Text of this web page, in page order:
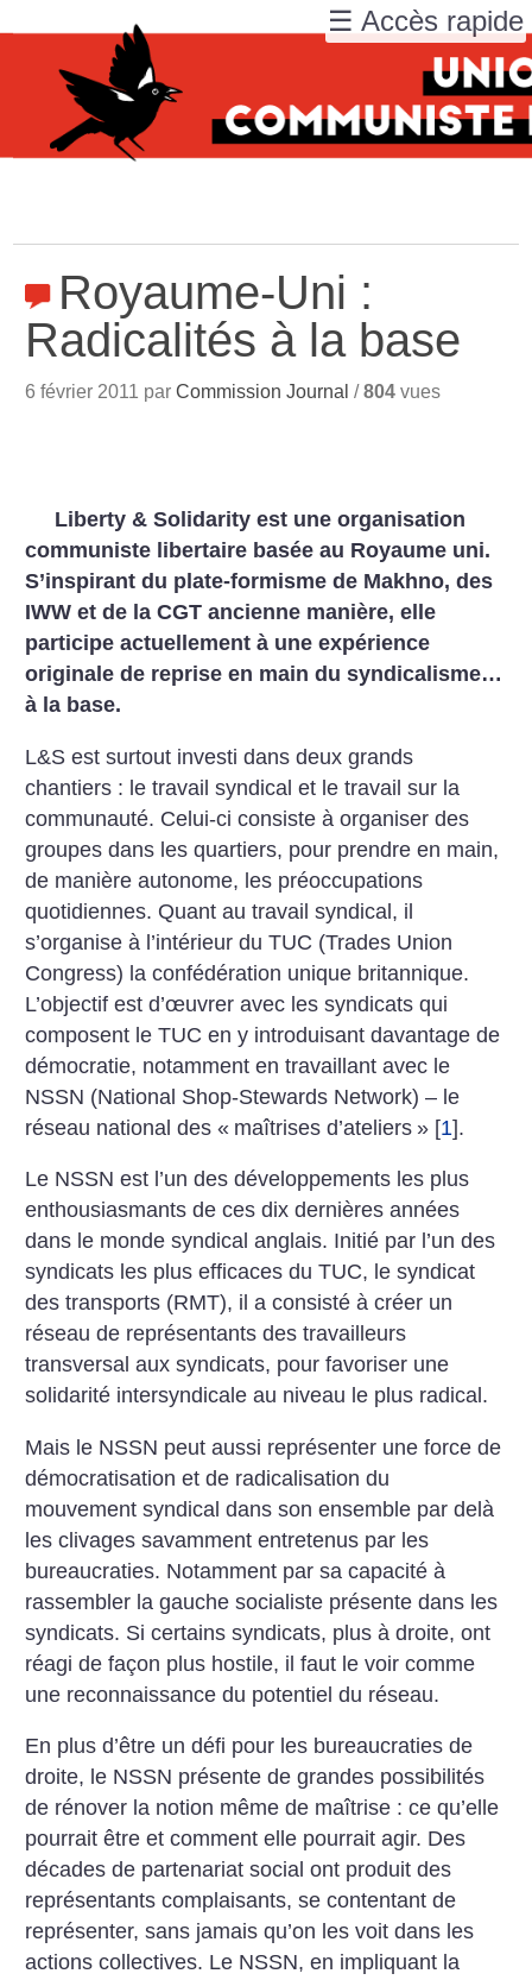
Royaume-Uni :
Radicalités à la base
6 février 2011 parCommission Journal /804 vues
Liberty & Solidarity est une organisation
communiste libertaire basée au Royaume uni.
S’inspirant du plate-formisme de Makhno, des
IWW et de la CGT ancienne manière, elle
participe actuellement à une expérience
originale de reprise en main du syndicalisme…
à la base.
L&S est surtout investi dans deux grands
chantiers : le travail syndical et le travail sur la
communauté. Celui-ci consiste à organiser des
groupes dans les quartiers, pour prendre en main,
de manière autonome, les préoccupations
quotidiennes. Quant au travail syndical, il
s’organise à l’intérieur du TUC (Trades Union
Congress) la confédération unique britannique.
L’objectif est d’œuvrer avec les syndicats qui
composent le TUC en y introduisant davantage de
démocratie, notamment en travaillant avec le
NSSN (National Shop-Stewards Network) – le
réseau national des « maîtrises d’ateliers » [1].
Le NSSN est l’un des développements les plus
enthousiasmants de ces dix dernières années
dans le monde syndical anglais. Initié par l’un des
syndicats les plus efficaces du TUC, le syndicat
des transports (RMT), il a consisté à créer un
réseau de représentants des travailleurs
transversal aux syndicats, pour favoriser une
solidarité intersyndicale au niveau le plus radical.
Mais le NSSN peut aussi représenter une force de
démocratisation et de radicalisation du
mouvement syndical dans son ensemble par delà
les clivages savamment entretenus par les
bureaucraties. Notamment par sa capacité à
rassembler la gauche socialiste présente dans les
syndicats. Si certains syndicats, plus à droite, ont
réagi de façon plus hostile, il faut le voir comme
une reconnaissance du potentiel du réseau.
En plus d’être un défi pour les bureaucraties de
droite, le NSSN présente de grandes possibilités
de rénover la notion même de maîtrise : ce qu’elle
pourrait être et comment elle pourrait agir. Des
décades de partenariat social ont produit des
représentants complaisants, se contentant de
représenter, sans jamais qu’on les voit dans les
actions collectives. Le NSSN, en impliquant la
☰ Accès rapide